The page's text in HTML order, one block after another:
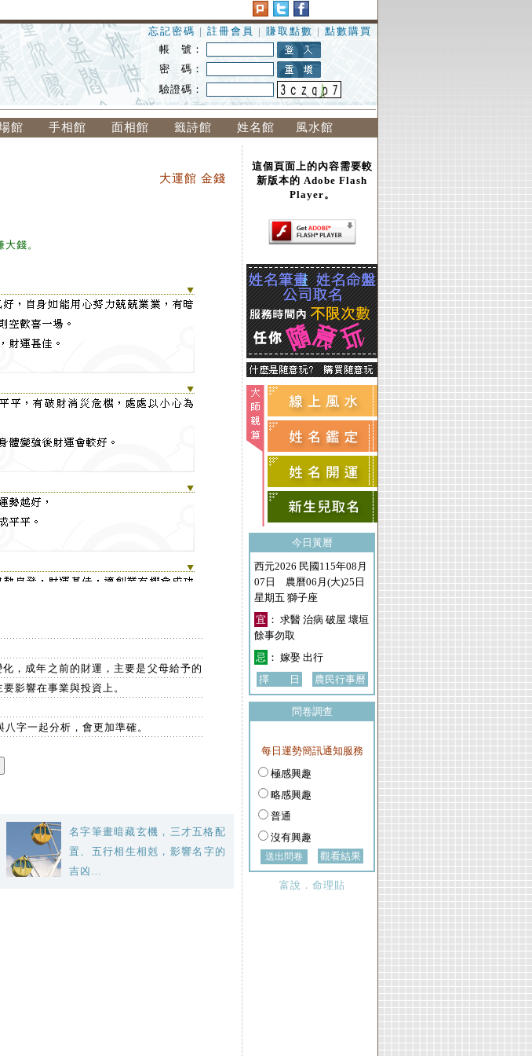
忘記密碼 | 註冊會員 | 賺取點數 | 點數購買
帳 號：
密 碼：
驗證碼：
館 手相館 面相館 籤詩館 姓名館 風水館
這個頁面上的內容需要較
新版本的 Adobe Flash
Player。
今日黃曆
西元2026 民國115年08月
07日 農曆06月(大)25日
星期五 獅子座
宜 ： 求醫 治病 破屋 壞垣
餘事勿取
忌 ： 嫁娶 出行
擇 日
農民行事曆
問卷調查
每日運勢簡訊通知服務
極感興趣
略感興趣
普通
沒有興趣
觀看結果
富說．命理貼
大運館 金錢
錢。
，成年之前的財運，主要是父母給予的
影響在事業與投資上。
字一起分析，會更加準確。
名字筆畫暗藏玄機，三才五格配
置、五行相生相剋，影響名字的
吉凶…